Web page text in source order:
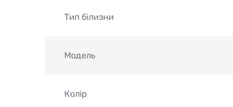
Тип білизни
Модель
Колір